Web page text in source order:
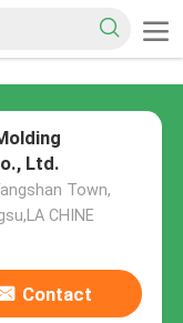
Ltd.
Town,
CHINE
Contact